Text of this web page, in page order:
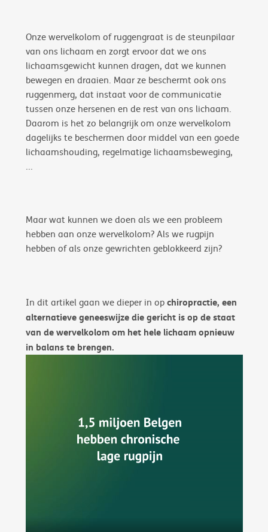
Onze wervelkolom of ruggengraat is de steunpilaar
van ons lichaam en zorgt ervoor dat we ons
lichaamsgewicht kunnen dragen, dat we kunnen
bewegen en draaien. Maar ze beschermt ook ons
ruggenmerg, dat instaat voor de communicatie
tussen onze hersenen en de rest van ons lichaam.
Daarom is het zo belangrijk om onze wervelkolom
dagelijks te beschermen door middel van een goede
lichaamshouding, regelmatige lichaamsbeweging,
...
Maar wat kunnen we doen als we een probleem
hebben aan onze wervelkolom? Als we rugpijn
hebben of als onze gewrichten geblokkeerd zijn?
In dit artikel gaan we dieper in opchiropractie, een
alternatieve geneeswijze die gericht is op de staat
van de wervelkolom om het hele lichaam opnieuw
in balans te brengen.